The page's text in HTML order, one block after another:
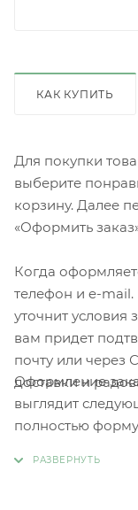
КАК КУПИТЬ
Для покупки
выберите
корзину. Далее
«Оформить
Когда
телефон и e-
уточнит условия
вам придет
почту или через
доставки и
Оформление
выглядит
полностью